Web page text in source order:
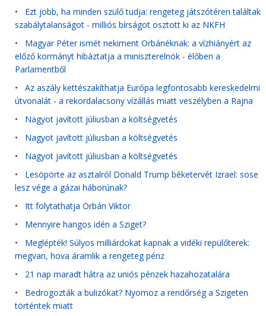
• Ezt jobb, ha minden szülő tudja: rengeteg játszótéren találtak
szabálytalanságot - milliós bírságot osztott ki az NKFH
• Magyar Péter ismét nekiment Orbánéknak: a vízhiányért az
előző kormányt hibáztatja a miniszterelnök - élőben a
Parlamentből
• Az aszály kettészakíthatja Európa legfontosabb kereskedelmi
útvonalát - a rekordalacsony vízállás miatt veszélyben a Rajna
• Nagyot javított júliusban a költségvetés
• Nagyot javított júliusban a költségvetés
• Nagyot javított júliusban a költségvetés
• Lesöpörte az asztalról Donald Trump béketervét Izrael: sose
lesz vége a gázai háborúnak?
• Itt folytathatja Orbán Viktor
• Mennyire hangos idén a Sziget?
• Meglépték! Súlyos milliárdokat kapnak a vidéki repülőterek:
megvan, hova áramlik a rengeteg pénz
• 21 nap maradt hátra az uniós pénzek hazahozatalára
• Bedrogozták a bulizókat? Nyomoz a rendőrség a Szigeten
történtek miatt